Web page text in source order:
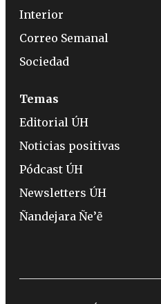
Interior
Correo Semanal
Sociedad
Temas
Editorial ÚH
Noticias positivas
Pódcast ÚH
Newsletters ÚH
Ñandejara Ñe’ẽ